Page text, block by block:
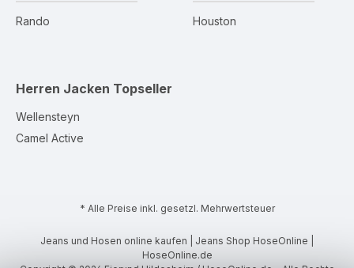
Rando Houston
Herren Jacken Topseller
Wellensteyn
Camel Active
* Alle Preise inkl. gesetzl. Mehrwertsteuer
Jeans und Hosen online kaufen | Jeans Shop HoseOnline |
HoseOnline.de